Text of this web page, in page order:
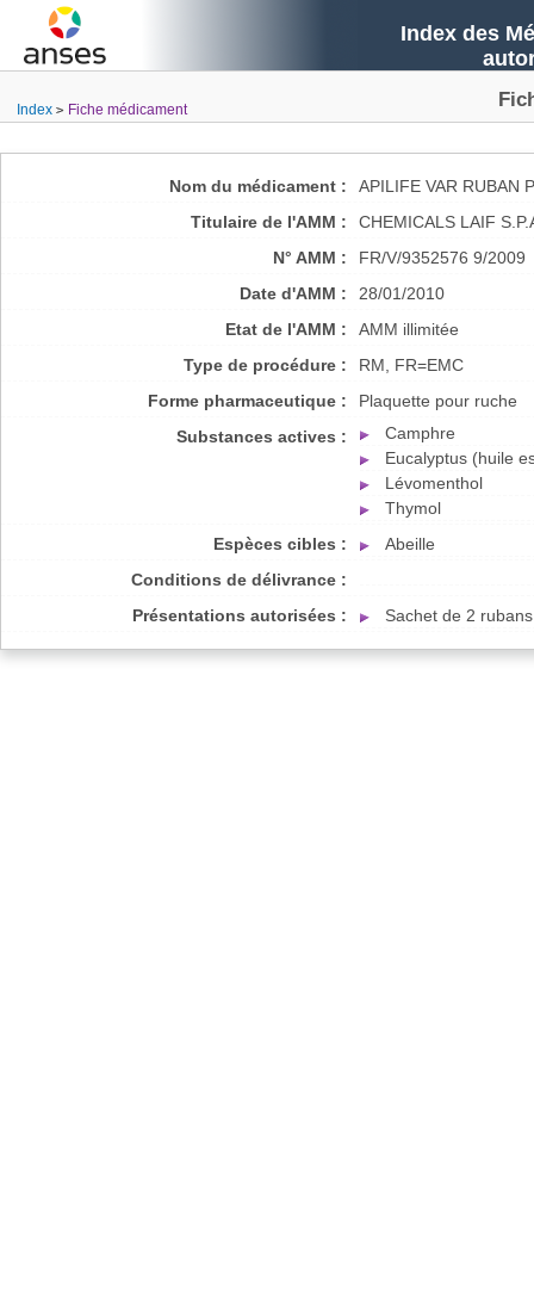
Index des
Index Fiche médicament
Nom du médicament :
APILIFE VAR RUBAN
Titulaire de l'AMM :
CHEMICALS LAIF
N° AMM :
FR/V/9352576 9/2009
Date d'AMM :
28/01/2010
Etat de l'AMM :
AMM illimitée
Type de procédure :
RM, FR=EMC
Forme pharmaceutique :
Plaquette pour ruche
Substances actives :
Camphre
Eucalyptus (huile
Lévomenthol
Thymol
Espèces cibles :
Abeille
Conditions de délivrance :
Présentations autorisées :
Sachet de 2